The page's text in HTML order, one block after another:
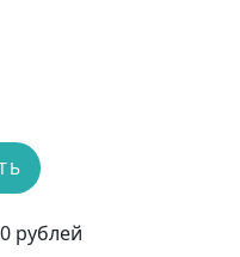
рублей